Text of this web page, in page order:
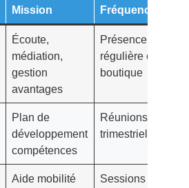
Mission Fréquence
Écoute,
médiation,
gestion
avantages
Présence
régulière en
boutique
Plan de
développement
compétences
Réunions
trimestrielles
Aide mobilité
Sessions